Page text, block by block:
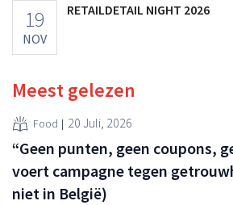
19
NOV
RETAILDETAIL NIGHT 2026
Meest gelezen
Food 20 Juli, 2026
“Geen punten, geen coupons,
voert campagne tegen
niet in België)